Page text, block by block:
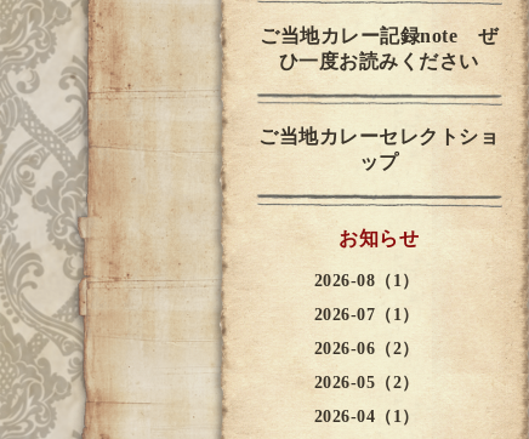
ご当地カレー記録note ぜ
ひ一度お読みください
ご当地カレーセレクトショ
ップ
お知らせ
2026-08（1）
2026-07（1）
2026-06（2）
2026-05（2）
2026-04（1）